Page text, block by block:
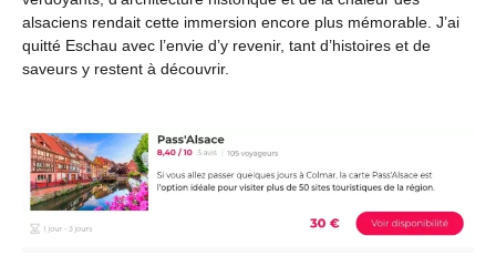
alsaciens rendait cette immersion encore plus mémorable. J’ai
quitté Eschau avec l’envie d’y revenir, tant d’histoires et de
saveurs y restent à découvrir.